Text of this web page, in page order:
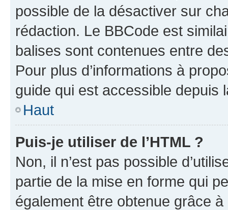
possible de la désactiver sur
rédaction. Le BBCode est
balises sont contenues entre
Pour plus d’informations à
guide qui est accessible depuis
Haut
Puis-je utiliser de l’HTML ?
Non, il n’est pas possible
partie de la mise en forme qui
également être obtenue grâce à